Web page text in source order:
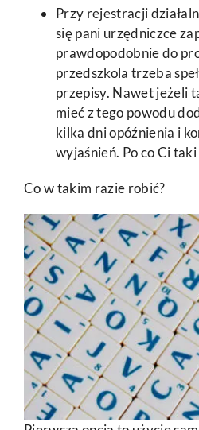
Przy rejestracji
się pani urzędniczce
prawdopodobnie do
przedszkola trzeba
przepisy. Nawet jeżeli
mieć z tego powodu
kilka dni opóźnienia i
wyjaśnień. Po co Ci taki
Co w takim razie robić?